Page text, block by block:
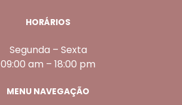
HORÁRIOS
Segunda – Sexta
09:00 am – 18:00 pm
MENU NAVEGAÇÃO